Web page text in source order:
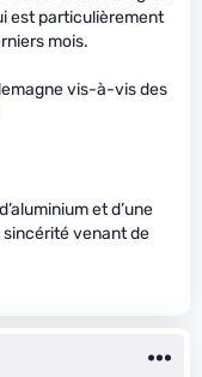
est particulièrement
mois.
vis-à-vis des
et d’une
sincérité venant de